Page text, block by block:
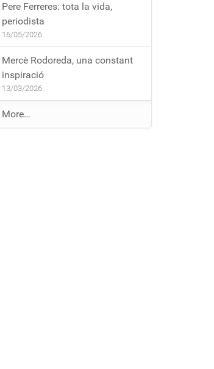
Pere Ferreres: tota la vida,
periodista
16/05/2026
Mercè Rodoreda, una constant
inspiració
13/03/2026
E
n
More…